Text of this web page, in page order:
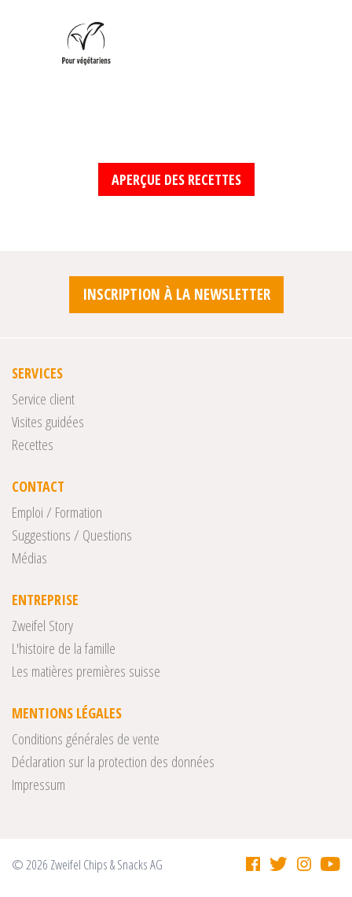
APERÇUE DES RECETTES
INSCRIPTION À LA NEWSLETTER
SERVICES
Service client
Visites guidées
Recettes
CONTACT
Emploi / Formation
Suggestions / Questions
Médias
ENTREPRISE
Zweifel Story
L'histoire de la famille
Les matières premières suisse
MENTIONS LÉGALES
Conditions générales de vente
Déclaration sur la protection des données
Impressum
© 2026 Zweifel Chips & Snacks AG